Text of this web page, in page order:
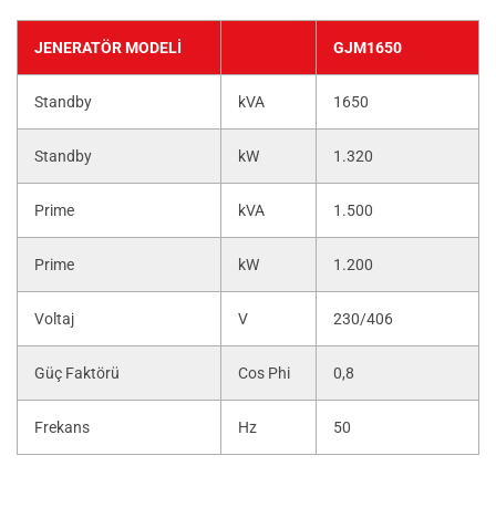
JENERATÖR MODELI GJM1650
Standby kVA 1650
Standby kW 1.320
Prime kVA 1.500
Prime kW 1.200
Voltaj V 230/406
Güç Faktörü Cos Phi 0,8
Frekans Hz 50